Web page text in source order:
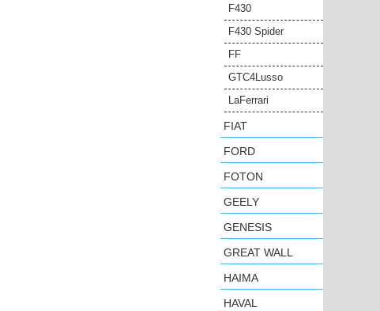
F430
F430 Spider
FF
GTC4Lusso
LaFerrari
FIAT
FORD
FOTON
GEELY
GENESIS
GREAT WALL
HAIMA
HAVAL